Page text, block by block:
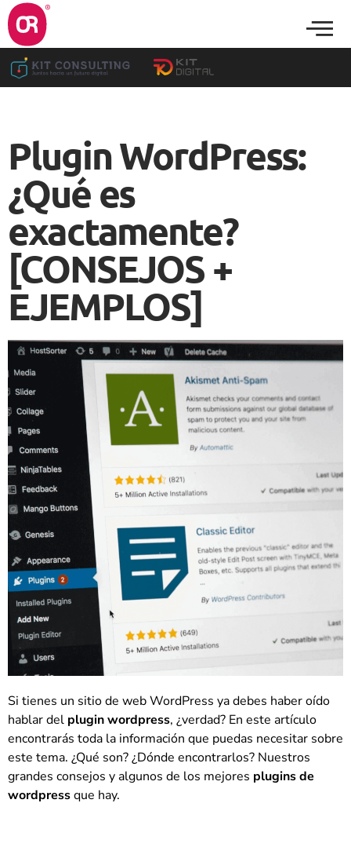
Plugin WordPress:
¿Qué es
exactamente?
[CONSEJOS +
EJEMPLOS]
Si tienes un sitio de web WordPress ya debes haber oído
hablar del plugin wordpress, ¿verdad? En este artículo
encontrarás toda la información que puedas necesitar sobre
este tema. ¿Qué son? ¿Dónde encontrarlos? Nuestros
grandes consejos y algunos de los mejores plugins de
wordpressque hay.